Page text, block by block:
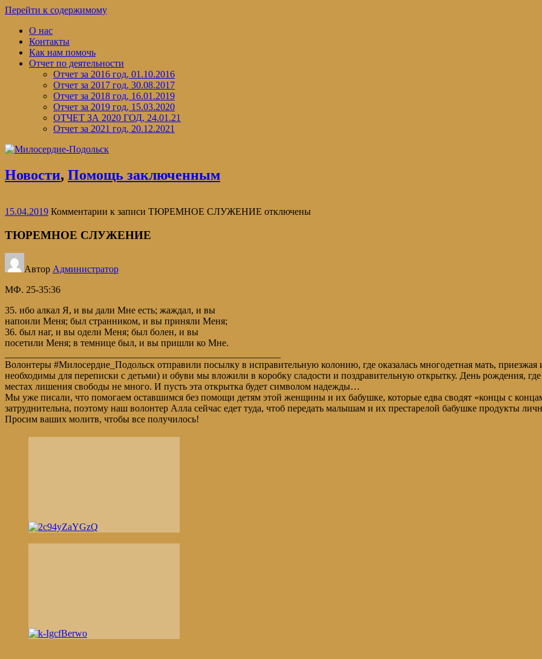
Перейти к содержимому
О нас
Контакты
Как нам помочь
Отчет по деятельности
Отчет за 2016 год, 01.10.2016
Отчет за 2017 год, 30.08.2017
Отчет за 2018 год, 16.01.2019
Отчет за 2019 год, 15.03.2020
ОТЧЕТ ЗА 2020 ГОД, 24.01.21
Отчет за 2021 год, 20.12.2021
Новости, Помощь заключенным
15.04.2019 Комментарии к записи ТЮРЕМНОЕ СЛУЖЕНИЕ отключены
ТЮРЕМНОЕ СЛУЖЕНИЕ
Автор Администратор
МФ. 25-35:36
35. ибо алкал Я, и вы дали Мне есть; жаждал, и вы
напоили Меня; был странником, и вы приняли Меня;
36. был наг, и вы одели Меня; был болен, и вы
посетили Меня; в темнице был, и вы пришли ко Мне.
Волонтеры #Милосердие_Подольск отправили посылку в исправительную колонию, где оказалась многодетная мать, приезжая
необходимы для переписки с детьми) и обуви мы вложили в коробку сладости и поздравительную открытку. День рождения,
местах лишения свободы не много. И пусть эта открытка будет символом надежды…
Мы уже писали, что помогаем оставшимся без помощи детям этой женщины и их бабушке, которые едва сводят «концы с
затруднительна, поэтому наш волонтер Алла сейчас едет туда, чтоб передать малышам и их престарелой бабушке продукты
Просим ваших молитв, чтобы все получилось!